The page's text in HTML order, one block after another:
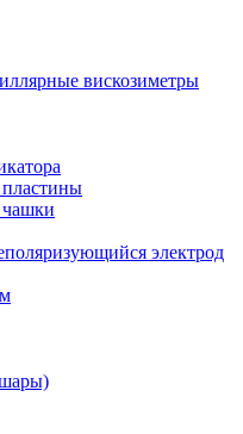
вискозиметры
электрод